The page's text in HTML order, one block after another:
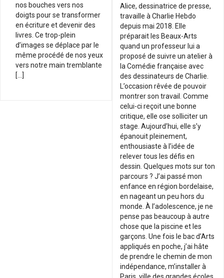
nos bouches vers nos
doigts pour se transformer
en écriture et devenir des
livres. Ce trop-plein
d’images se déplace par le
même procédé de nos yeux
vers notre main tremblante
[…]
Alice, dessinatrice de presse,
travaille à Charlie Hebdo
depuis mai 2018. Elle
préparait les Beaux-Arts
quand un professeur lui a
proposé de suivre un atelier à
la Comédie française avec
des dessinateurs de Charlie.
L’occasion rêvée de pouvoir
montrer son travail. Comme
celui-ci reçoit une bonne
critique, elle ose solliciter un
stage. Aujourd’hui, elle s’y
épanouit pleinement,
enthousiaste à l’idée de
relever tous les défis en
dessin. Quelques mots sur ton
parcours ? J’ai passé mon
enfance en région bordelaise,
en nageant un peu hors du
monde. À l’adolescence, je ne
pense pas beaucoup à autre
chose que la piscine et les
garçons. Une fois le bac d’Arts
appliqués en poche, j’ai hâte
de prendre le chemin de mon
indépendance, m’installer à
Paris, ville des grandes écoles